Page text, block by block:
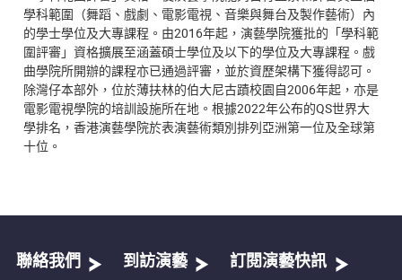
學科範圍（舞蹈、戲劇、電影電視、音樂與舞台及製作藝術）內
的學士學位及大專課程。由2016年起，演藝學院獲批的「學科範
圍評審」資格擴展至涵蓋碩士學位及以下的學位及大專課程。戲
曲學院所開辦的課程亦已通過評審，並於資歷架構下獲得認可。
除灣仔本部外，位於薄扶林的伯大尼古蹟校園自2006年起，亦是
電影電視學院的培訓設施所在地。根據2022年公布的QS世界大
學排名，香港演藝學院於表演藝術類別排列亞洲第一位及全球第
十位。
聯絡我們 到訪演藝 訂閱演藝快訊